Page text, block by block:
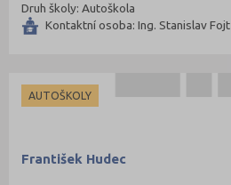
Druh školy: Autoškola
Kontaktní osoba: Ing. Stanislav Fojt
AUTOŠKOLY
František Hudec